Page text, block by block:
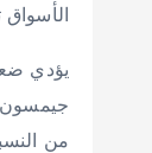
يؤدي
من النسبة المفروضة حديثًا